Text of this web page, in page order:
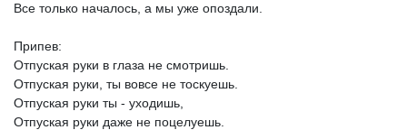
Все только началось, а мы уже опоздали.
Припев:
Отпуская руки в глаза не смотришь.
Отпуская руки, ты вовсе не тоскуешь.
Отпуская руки ты - уходишь,
Отпуская руки даже не поцелуешь.